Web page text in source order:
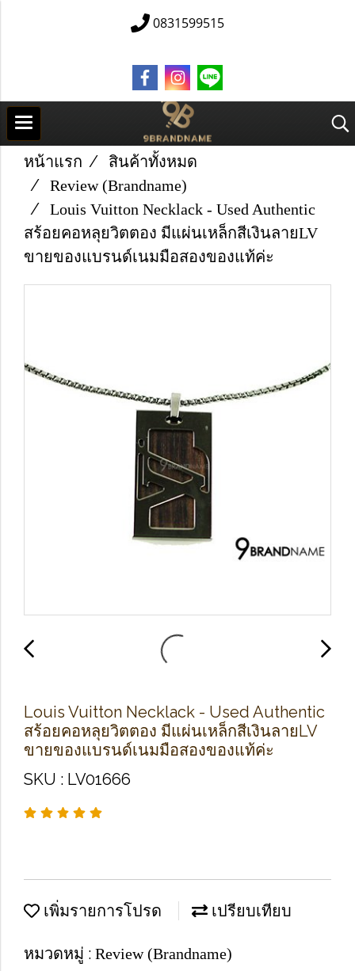
0831599515
หน้าแรก
สินค้าทั้งหมด
Review (Brandname)
Louis Vuitton Necklack - Used Authentic
สร้อยคอหลุยวิตตอง มีแผ่นเหล็กสีเงินลายLV
ขายของแบรนด์เนมมือสองของแท้ค่ะ
Louis Vuitton Necklack - Used Authentic
สร้อยคอหลุยวิตตอง มีแผ่นเหล็กสีเงินลายLV
ขายของแบรนด์เนมมือสองของแท้ค่ะ
SKU : LV01666
เพิ่มรายการโปรด เปรียบเทียบ
หมวดหมู่ : Review (Brandname)